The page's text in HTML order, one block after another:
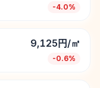
-4.0%
9,125円/㎡
-0.6%